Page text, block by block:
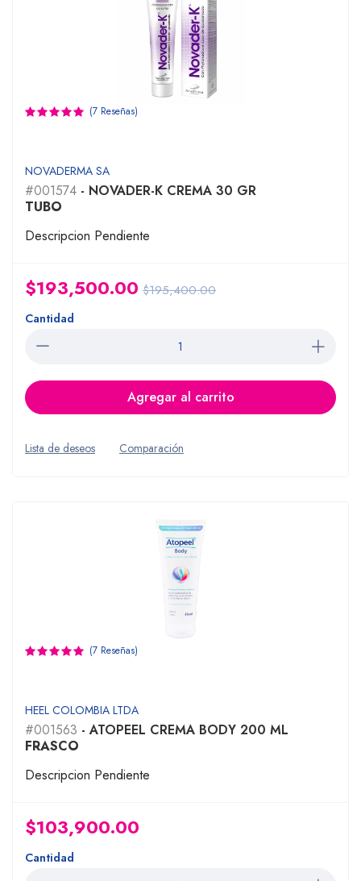
(7 Reseñas)
NOVADERMA SA
#001574 - NOVADER-K CREMA 30 GR
TUBO
Descripcion Pendiente
$193,500.00 $195,400.00
Cantidad
Agregar al carrito
Lista de deseos Comparación
(7 Reseñas)
HEEL COLOMBIA LTDA
#001563 - ATOPEEL CREMA BODY 200 ML
FRASCO
Descripcion Pendiente
$103,900.00
Cantidad